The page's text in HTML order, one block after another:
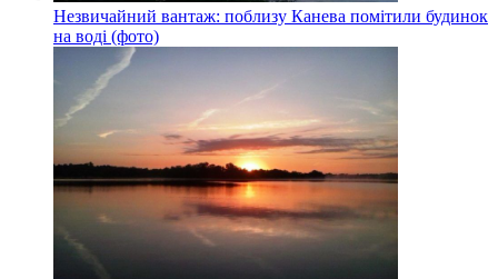
Незвичайний вантаж: поблизу Канева помітили будинок
на воді (фото)